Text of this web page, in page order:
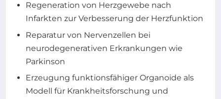
Regeneration von Herzgewebe nach
Infarkten zur Verbesserung der Herzfunktion
Reparatur von Nervenzellen bei
neurodegenerativen Erkrankungen wie
Parkinson
Erzeugung funktionsfähiger Organoide als
Modell für Krankheitsforschung und